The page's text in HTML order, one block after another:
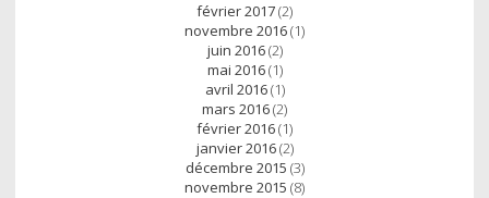
février 2017(2)
novembre 2016(1)
juin 2016(2)
mai 2016(1)
avril 2016(1)
mars 2016(2)
février 2016(1)
janvier 2016(2)
décembre 2015 (3)
novembre 2015 (8)